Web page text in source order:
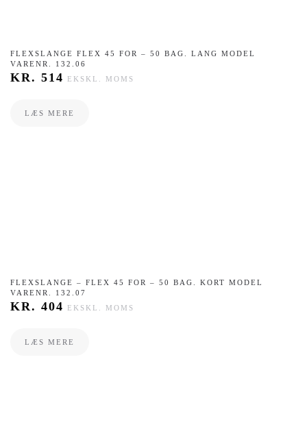
FLEXSLANGE FLEX 45 FOR – 50 BAG. LANG MODEL
VARENR. 132.06
KR. 514 EKSKL. MOMS
LÆS MERE
FLEXSLANGE – FLEX 45 FOR – 50 BAG. KORT MODEL
VARENR. 132.07
KR. 404 EKSKL. MOMS
LÆS MERE